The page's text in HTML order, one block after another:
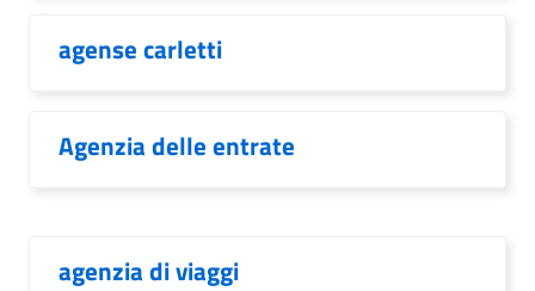
agense carletti
Agenzia delle entrate
agenzia di viaggi